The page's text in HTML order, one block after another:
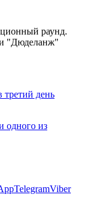
день
одного из
TelegramViber